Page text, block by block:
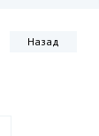
Назад